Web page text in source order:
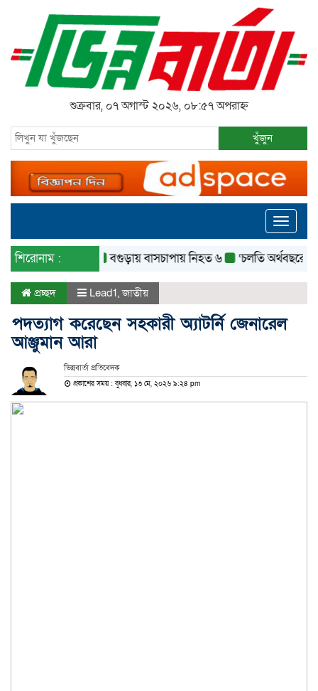
শুক্রবার, ০৭ অগাস্ট ২০২৬, ০৮:৫৭ অপরাহ্ন
খুঁজুন
Toggle
শিরোনাম : বগুড়ায় বাসচাপায় নিহত ৬ ‘চলতি অর্থবছরেই
প্রচ্ছদ Lead1,জাতীয়
পদত্যাগ করেছেন সহকারী অ্যাটর্নি জেনারেল
আঞ্জুমান আরা
ভিন্নবার্তা প্রতিবেদক
প্রকাশের সময় : বুধবার, ১৩ মে, ২০২৬ ৯:২৪ pm